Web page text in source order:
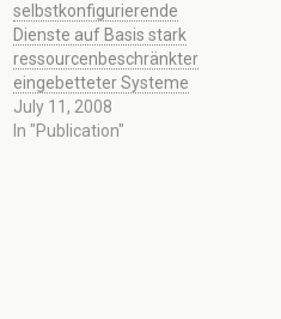
selbstkonfigurierende
Dienste auf Basis stark
ressourcenbeschränkter
eingebetteter Systeme
July 11, 2008
In "Publication"